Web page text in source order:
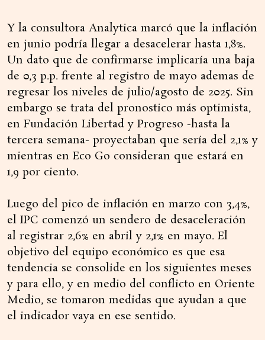
Y la consultora Analytica marcó que la inflación
en junio podría llegar a desacelerar hasta 1,8%.
Un dato que de confirmarse implicaría una baja
de 0,3 p.p. frente al registro de mayo ademas de
regresar los niveles de julio/agosto de 2025. Sin
embargo se trata del pronostico más optimista,
en Fundación Libertad y Progreso -hasta la
tercera semana- proyectaban que sería del 2,1% y
mientras en Eco Go consideran que estará en
1,9 por ciento.
Luego del pico de inflación en marzo con 3,4%,
el IPC comenzó un sendero de desaceleración
al registrar 2,6% en abril y 2,1% en mayo. El
objetivo del equipo económico es que esa
tendencia se consolide en los siguientes meses
y para ello, y en medio del conflicto en Oriente
Medio, se tomaron medidas que ayudan a que
el indicador vaya en ese sentido.